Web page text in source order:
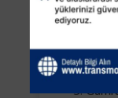
4. Hangi
hizmeti
5.